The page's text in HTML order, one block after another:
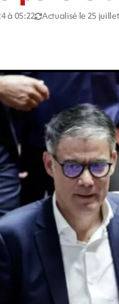
à 05:22 Actualisé le 25